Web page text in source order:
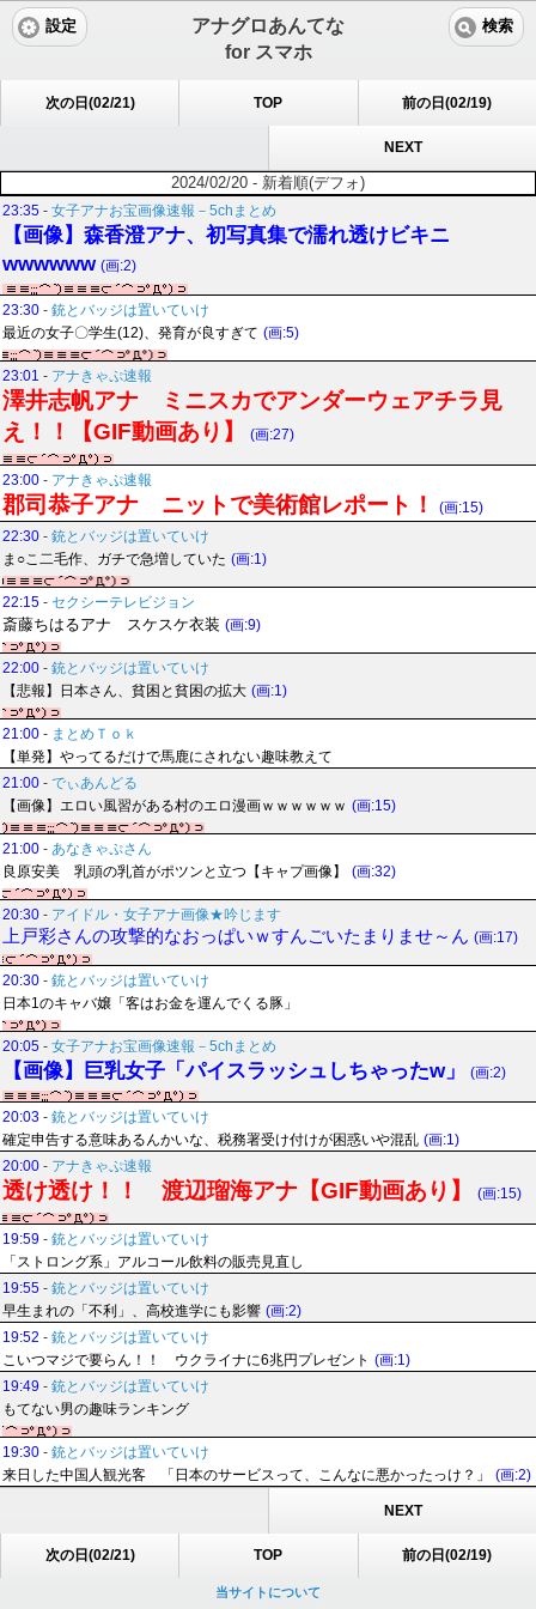
アナグロあんてな
for スマホ
設定 検索
次の日(02/21) TOP 前の日(02/19)
NEXT
2024/02/20 - 新着順(デフォ)
23:35 - 女子アナお宝画像速報－5chまとめ
【画像】森香澄アナ、初写真集で濡れ透けビキニ
wwwwww (画:2)
23:30 - 銃とバッジは置いていけ
最近の女子〇学生(12)、発育が良すぎて (画:5)
23:01 - アナきゃぷ速報
澤井志帆アナ ミニスカでアンダーウェアチラ見
え！！【GIF動画あり】
(画:27)
23:00 - アナきゃぷ速報
郡司恭子アナ ニットで美術館レポート！
(画:15)
22:30 - 銃とバッジは置いていけ
ま○こ二毛作、ガチで急増していた (画:1)
22:15 - セクシーテレビジョン
斎藤ちはるアナ スケスケ衣装 (画:9)
22:00 - 銃とバッジは置いていけ
【悲報】日本さん、貧困と貧困の拡大 (画:1)
21:00 - まとめＴｏｋ
【単発】やってるだけで馬鹿にされない趣味教えて
21:00 - でぃあんどる
【画像】エロい風習がある村のエロ漫画ｗｗｗｗｗｗ (画:15)
21:00 - あなきゃぷさん
良原安美 乳頭の乳首がポツンと立つ【キャプ画像】
(画:32)
20:30 - アイドル・女子アナ画像★吟じます
上戸彩さんの攻撃的なおっぱいｗすんごいたまりませ～ん (画:17)
20:30 - 銃とバッジは置いていけ
日本1のキャバ嬢「客はお金を運んでくる豚」
20:05 - 女子アナお宝画像速報－5chまとめ
【画像】巨乳女子「パイスラッシュしちゃったw」 (画:2)
20:03 - 銃とバッジは置いていけ
確定申告する意味あるんかいな、税務署受け付けが困惑いや混乱 (画:1)
20:00 - アナきゃぷ速報
透け透け！！ 渡辺瑠海アナ【GIF動画あり】 (画:15)
19:59 - 銃とバッジは置いていけ
「ストロング系」アルコール飲料の販売見直し
19:55 - 銃とバッジは置いていけ
早生まれの「不利」、高校進学にも影響 (画:2)
19:52 - 銃とバッジは置いていけ
こいつマジで要らん！！ ウクライナに6兆円プレゼント (画:1)
19:49 - 銃とバッジは置いていけ
もてない男の趣味ランキング
19:30 - 銃とバッジは置いていけ
来日した中国人観光客 「日本のサービスって、こんなに悪かったっけ？」
(画:2)
NEXT
次の日(02/21) TOP 前の日(02/19)
当サイトについて